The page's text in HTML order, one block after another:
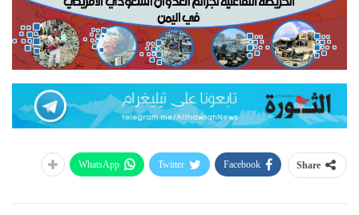
Share
Facebook
Twitter
WhatsApp